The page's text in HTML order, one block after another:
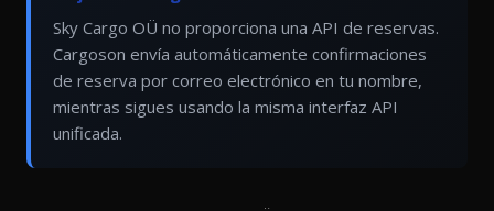
Sky Cargo OÜ no proporciona una API de reservas.
Cargoson envía automáticamente confirmaciones
de reserva por correo electrónico en tu nombre,
mientras sigues usando la misma interfaz API
unificada.